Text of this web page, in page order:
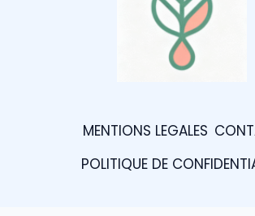
MENTIONS LEGALES
POLITIQUE DE